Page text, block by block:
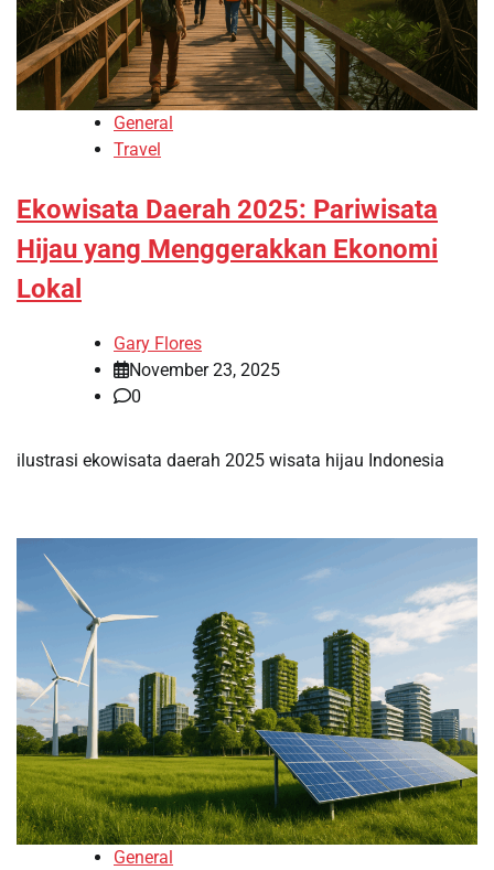
General
Travel
Ekowisata Daerah 2025: Pariwisata
Hijau yang Menggerakkan Ekonomi
Lokal
Gary Flores
November 23, 2025
0
ilustrasi ekowisata daerah 2025 wisata hijau Indonesia
General